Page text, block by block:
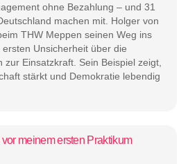
ohne Bezahlung – und 31
machen mit. Holger von
THW Meppen seinen Weg ins
Unsicherheit über die
Einsatzkraft. Sein Beispiel zeigt,
stärkt und Demokratie lebendig
meinem ersten Praktikum